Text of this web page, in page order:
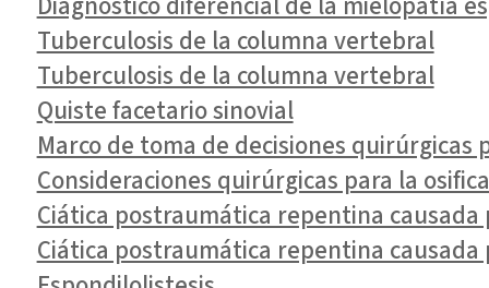
Tuberculosis de la columna vertebral
Tuberculosis de la columna vertebral
Quiste facetario sinovial
Marco de toma de decisiones
Consideraciones quirúrgicas para la
Ciática postraumática repentina
Ciática postraumática repentina